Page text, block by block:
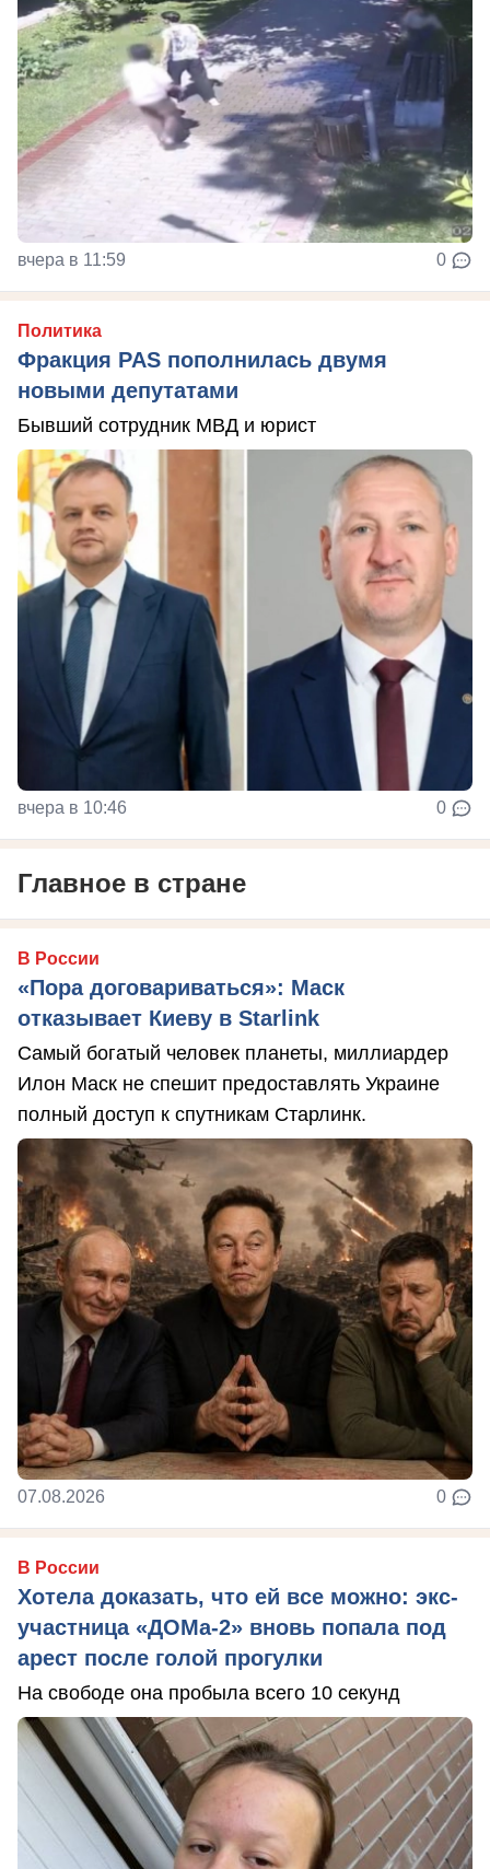
вчера в 11:59 0
Политика
Фракция PAS пополнилась двумя
новыми депутатами
Бывший сотрудник МВД и юрист
вчера в 10:46 0
Главное в стране
В России
«Пора договариваться»: Маск
отказывает Киеву в Starlink
Самый богатый человек планеты, миллиардер
Илон Маск не спешит предоставлять Украине
полный доступ к спутникам Старлинк.
07.08.2026 0
В России
Хотела доказать, что ей все можно: экс-
участница «ДОМа-2» вновь попала под
арест после голой прогулки
На свободе она пробыла всего 10 секунд